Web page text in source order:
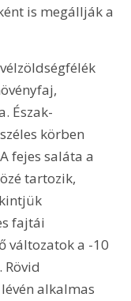
is megállják a
Észak-
körben
fejes saláta a
tartozik,
fajtái
változatok a -10
Rövid
alkalmas